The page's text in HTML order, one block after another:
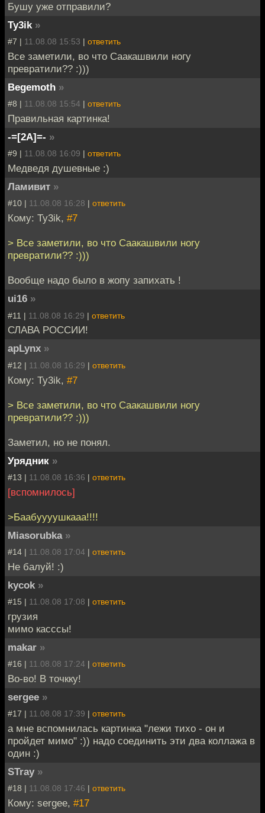
Бушу уже отправили?
Ty3ik »
#7 | 11.08.08 15:53 | ответить
Все заметили, во что Саакашвили ногу
превратили?? :)))
Begemoth »
#8 | 11.08.08 15:54 | ответить
Правильная картинка!
-=[2A]=- »
#9 | 11.08.08 16:09 | ответить
Медведя душевные :)
Ламивит »
#10 | 11.08.08 16:28 | ответить
Кому: Ty3ik, #7
> Все заметили, во что Саакашвили ногу
превратили?? :)))
Вообще надо было в жопу запихать !
ui16 »
#11 | 11.08.08 16:29 | ответить
СЛАВА РОССИИ!
apLynx »
#12 | 11.08.08 16:29 | ответить
Кому: Ty3ik, #7
> Все заметили, во что Саакашвили ногу
превратили?? :)))
Заметил, но не понял.
Урядник »
#13 | 11.08.08 16:36 | ответить
[вспомнилось]
>Баабуууушкааа!!!!
Miasorubka »
#14 | 11.08.08 17:04 | ответить
Не балуй! :)
kycok »
#15 | 11.08.08 17:08 | ответить
грузия
мимо касссы!
makar »
#16 | 11.08.08 17:24 | ответить
Во-во! В точкку!
sergee »
#17 | 11.08.08 17:39 | ответить
а мне вспомнилась картинка "лежи тихо - он и
пройдет мимо" :)) надо соединить эти два коллажа в
один :)
STray »
#18 | 11.08.08 17:46 | ответить
Кому: sergee, #17